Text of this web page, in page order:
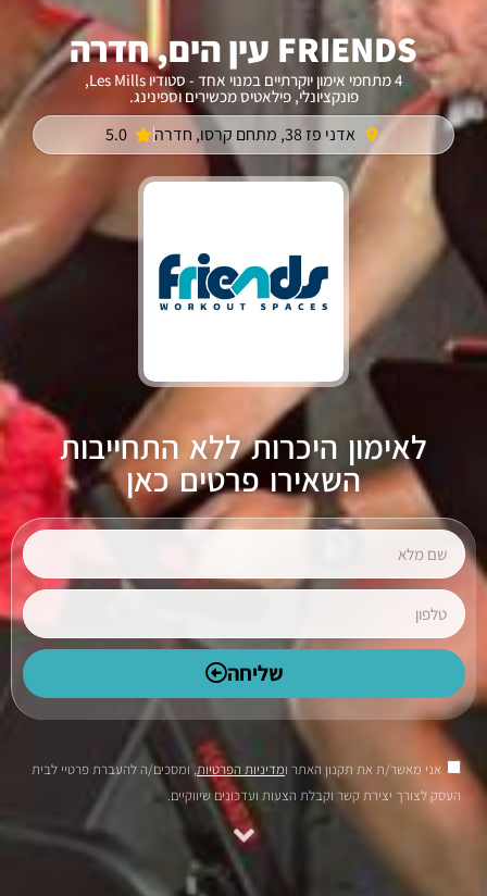
FRIENDS עין הים, חדרה
4 מתחמי אימון יוקרתיים במנוי אחד - סטודיו Les Mills,
פונקציונלי, פילאטיס מכשירים וספינינג.
אדני פז 38, מתחם קרסו, חדרה 5.0
לאימון היכרות ללא התחייבות
השאירו פרטים כאן
אני מאשר/ת את תקנון האתר ומדיניות הפרטיות, ומסכים/ה להעברת פרטיי לבית
העסק לצורך יצירת קשר וקבלת הצעות ועדכונים שיווקיים.
שליחה